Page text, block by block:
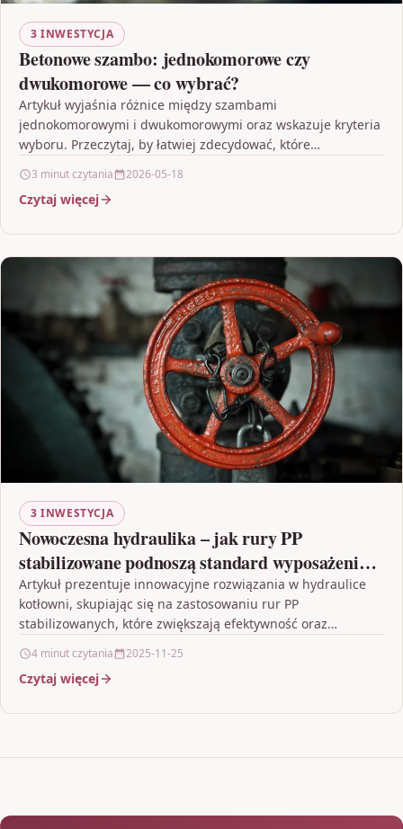
3 INWESTYCJA
Betonowe szambo: jednokomorowe czy
dwukomorowe — co wybrać?
Artykuł wyjaśnia różnice między szambami
jednokomorowymi i dwukomorowymi oraz wskazuje kryteria
wyboru. Przeczytaj, by łatwiej zdecydować, które
3 minut czytania 2026-05-18
Czytaj więcej
3 INWESTYCJA
Nowoczesna hydraulika – jak rury PP
stabilizowane podnoszą standard wyposażenia
kotłowni
Artykuł prezentuje innowacyjne rozwiązania w hydraulice
kotłowni, skupiając się na zastosowaniu rur PP
stabilizowanych, które zwiększają efektywność oraz
zaawansowanych…
4 minut czytania 2025-11-25
Czytaj więcej